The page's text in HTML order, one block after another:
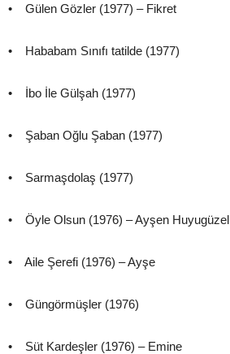
• Gülen Gözler (1977) – Fikret
• Hababam Sınıfı tatilde (1977)
• İbo İle Gülşah (1977)
• Şaban Oğlu Şaban (1977)
• Sarmaşdolaş (1977)
• Öyle Olsun (1976) – Ayşen Huyugüzel
• Aile Şerefi (1976) – Ayşe
• Güngörmüşler (1976)
• Süt Kardeşler (1976) – Emine